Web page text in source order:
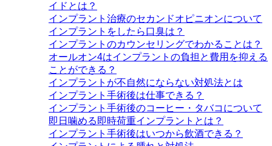
イドとは？
インプラント治療のセカンドオピニオンについて
インプラントをしたら口臭は？
インプラントのカウンセリングでわかることは？
オールオン4はインプラントの負担と費用を抑える
ことができる？
インプラントが不自然にならない対処法とは
インプラント手術後は仕事できる？
インプラント手術後のコーヒー・タバコについて
即日噛める即時荷重インプラントとは？
インプラント手術後はいつから飲酒できる？